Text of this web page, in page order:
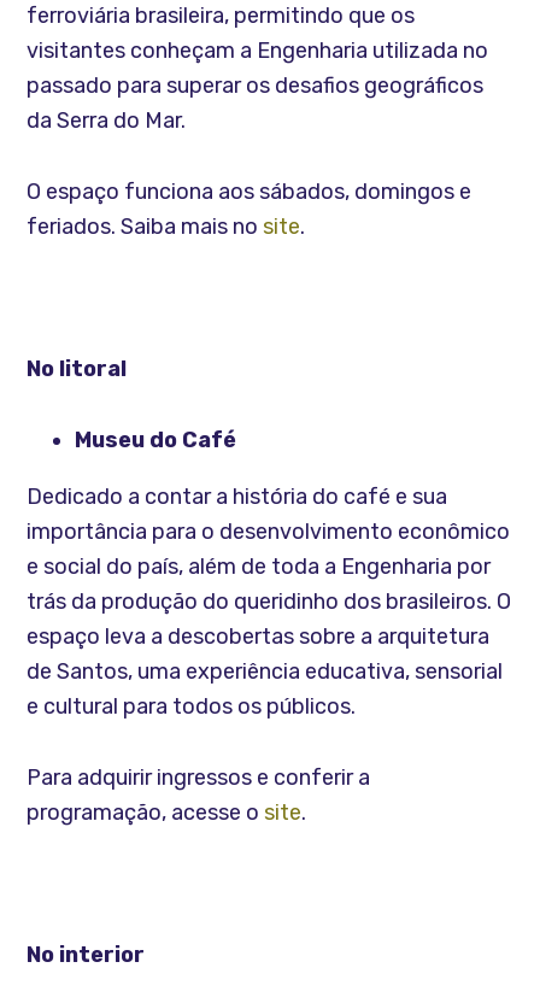
ferroviária brasileira, permitindo que os
visitantes conheçam a Engenharia utilizada no
passado para superar os desafios geográficos
da Serra do Mar.
O espaço funciona aos sábados, domingos e
feriados. Saiba mais nosite.
No litoral
Museu do Café
Dedicado a contar a história do café e sua
importância para o desenvolvimento econômico
e social do país, além de toda a Engenharia por
trás da produção do queridinho dos brasileiros. O
espaço leva a descobertas sobre a arquitetura
de Santos, uma experiência educativa, sensorial
e cultural para todos os públicos.
Para adquirir ingressos e conferir a
programação, acesse osite.
No interior